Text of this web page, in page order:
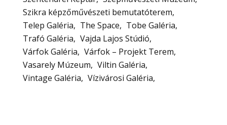
Szikra képzőművészeti bemutatóterem
Telep Galéria
The Space
Tobe Galéria
Trafó Galéria
Vajda Lajos Stúdió
Várfok Galéria
Várfok – Projekt Terem
Vasarely Múzeum
Viltin Galéria
Vintage Galéria
Vízivárosi Galéria